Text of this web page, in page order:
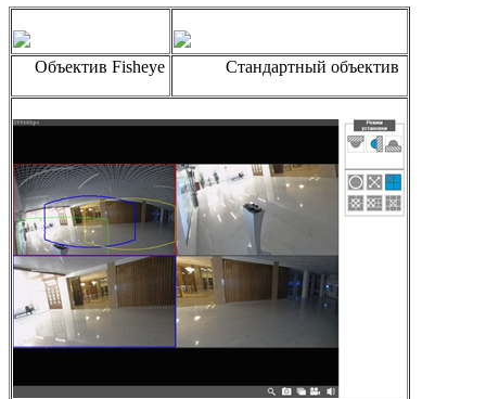
Объектив Fisheye Стандартный объектив